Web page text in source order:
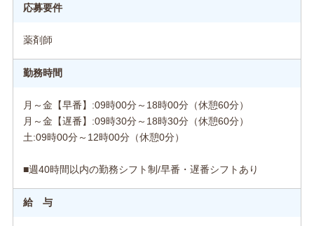
応募要件
薬剤師
勤務時間
月～金【早番】:09時00分～18時00分（休憩60分）
月～金【遅番】:09時30分～18時30分（休憩60分）
土:09時00分～12時00分（休憩0分）
■週40時間以内の勤務シフト制/早番・遅番シフトあり
給 与